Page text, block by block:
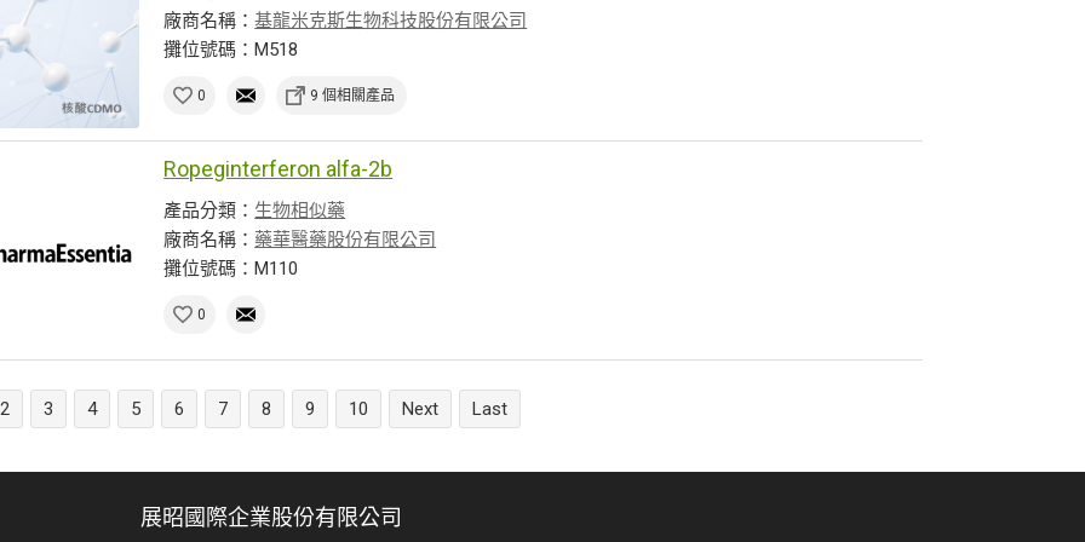
廠商名稱：基龍米克斯生物科技股份有限公司
攤位號碼：M518
0 9 個相關產品
Ropeginterferon alfa-2b
產品分類： 生物相似藥
廠商名稱： 藥華醫藥股份有限公司
攤位號碼：M110
0
2 3 4 5 6 7 8 9 10 Next Last
展昭國際企業股份有限公司